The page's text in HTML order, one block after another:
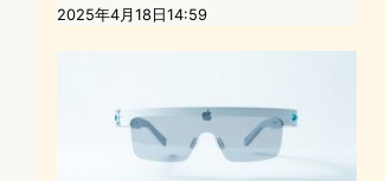
2025年4月18日14:59